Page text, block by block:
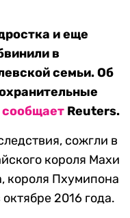
и еще
в
семьи. Об
сообщает Reuters.
сожгли в
короля Махи
короля Пхумипона
2016 года.